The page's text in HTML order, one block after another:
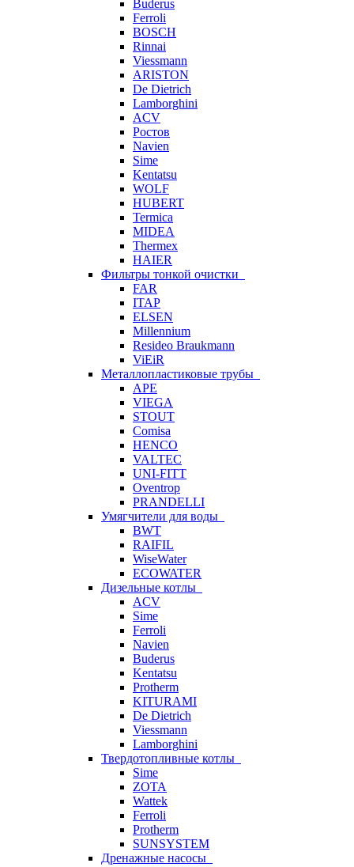
Buderus
Ferroli
BOSCH
Rinnai
Viessmann
ARISTON
De Dietrich
Lamborghini
ACV
Ростов
Navien
Sime
Kentatsu
WOLF
HUBERT
Termica
MIDEA
Thermex
HAIER
Фильтры тонкой очистки
FAR
ITAP
ELSEN
Millennium
Resideo Braukmann
ViEiR
Металлопластиковые трубы
APE
VIEGA
STOUT
Comisa
HENCO
VALTEC
UNI-FITT
Oventrop
PRANDELLI
Умягчители для воды
BWT
RAIFIL
WiseWater
ECOWATER
Дизельные котлы
ACV
Sime
Ferroli
Navien
Buderus
Kentatsu
Protherm
KITURAMI
De Dietrich
Viessmann
Lamborghini
Твердотопливные котлы
Sime
ZOTA
Wattek
Ferroli
Protherm
SUNSYSTEM
Дренажные насосы